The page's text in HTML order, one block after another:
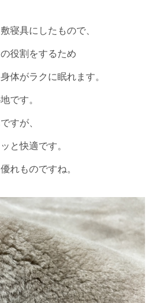
寝具にしたもので、
役割をするため
体がラクに眠れます。
です。
すが、
と快適です。
れものですね。